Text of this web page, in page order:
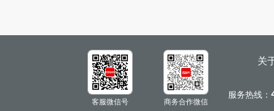
客服微信号 商务合作微信
关
服务热线：